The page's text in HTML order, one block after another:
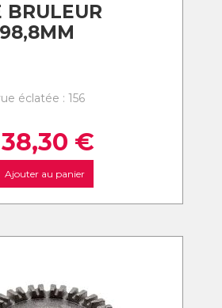
BRULEUR
éclatée : 156
38,30 €
Ajouter au panier